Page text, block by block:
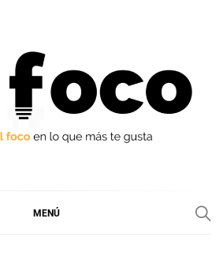
MENÚ